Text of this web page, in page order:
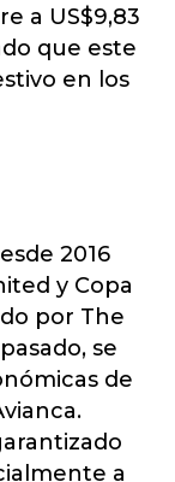
a US$9,83
que este
en los
2016
y Copa
por The
se
de
a